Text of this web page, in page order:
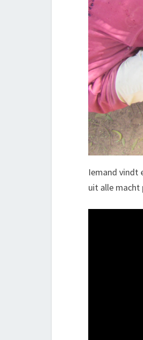
Iemand vindt
uit alle macht